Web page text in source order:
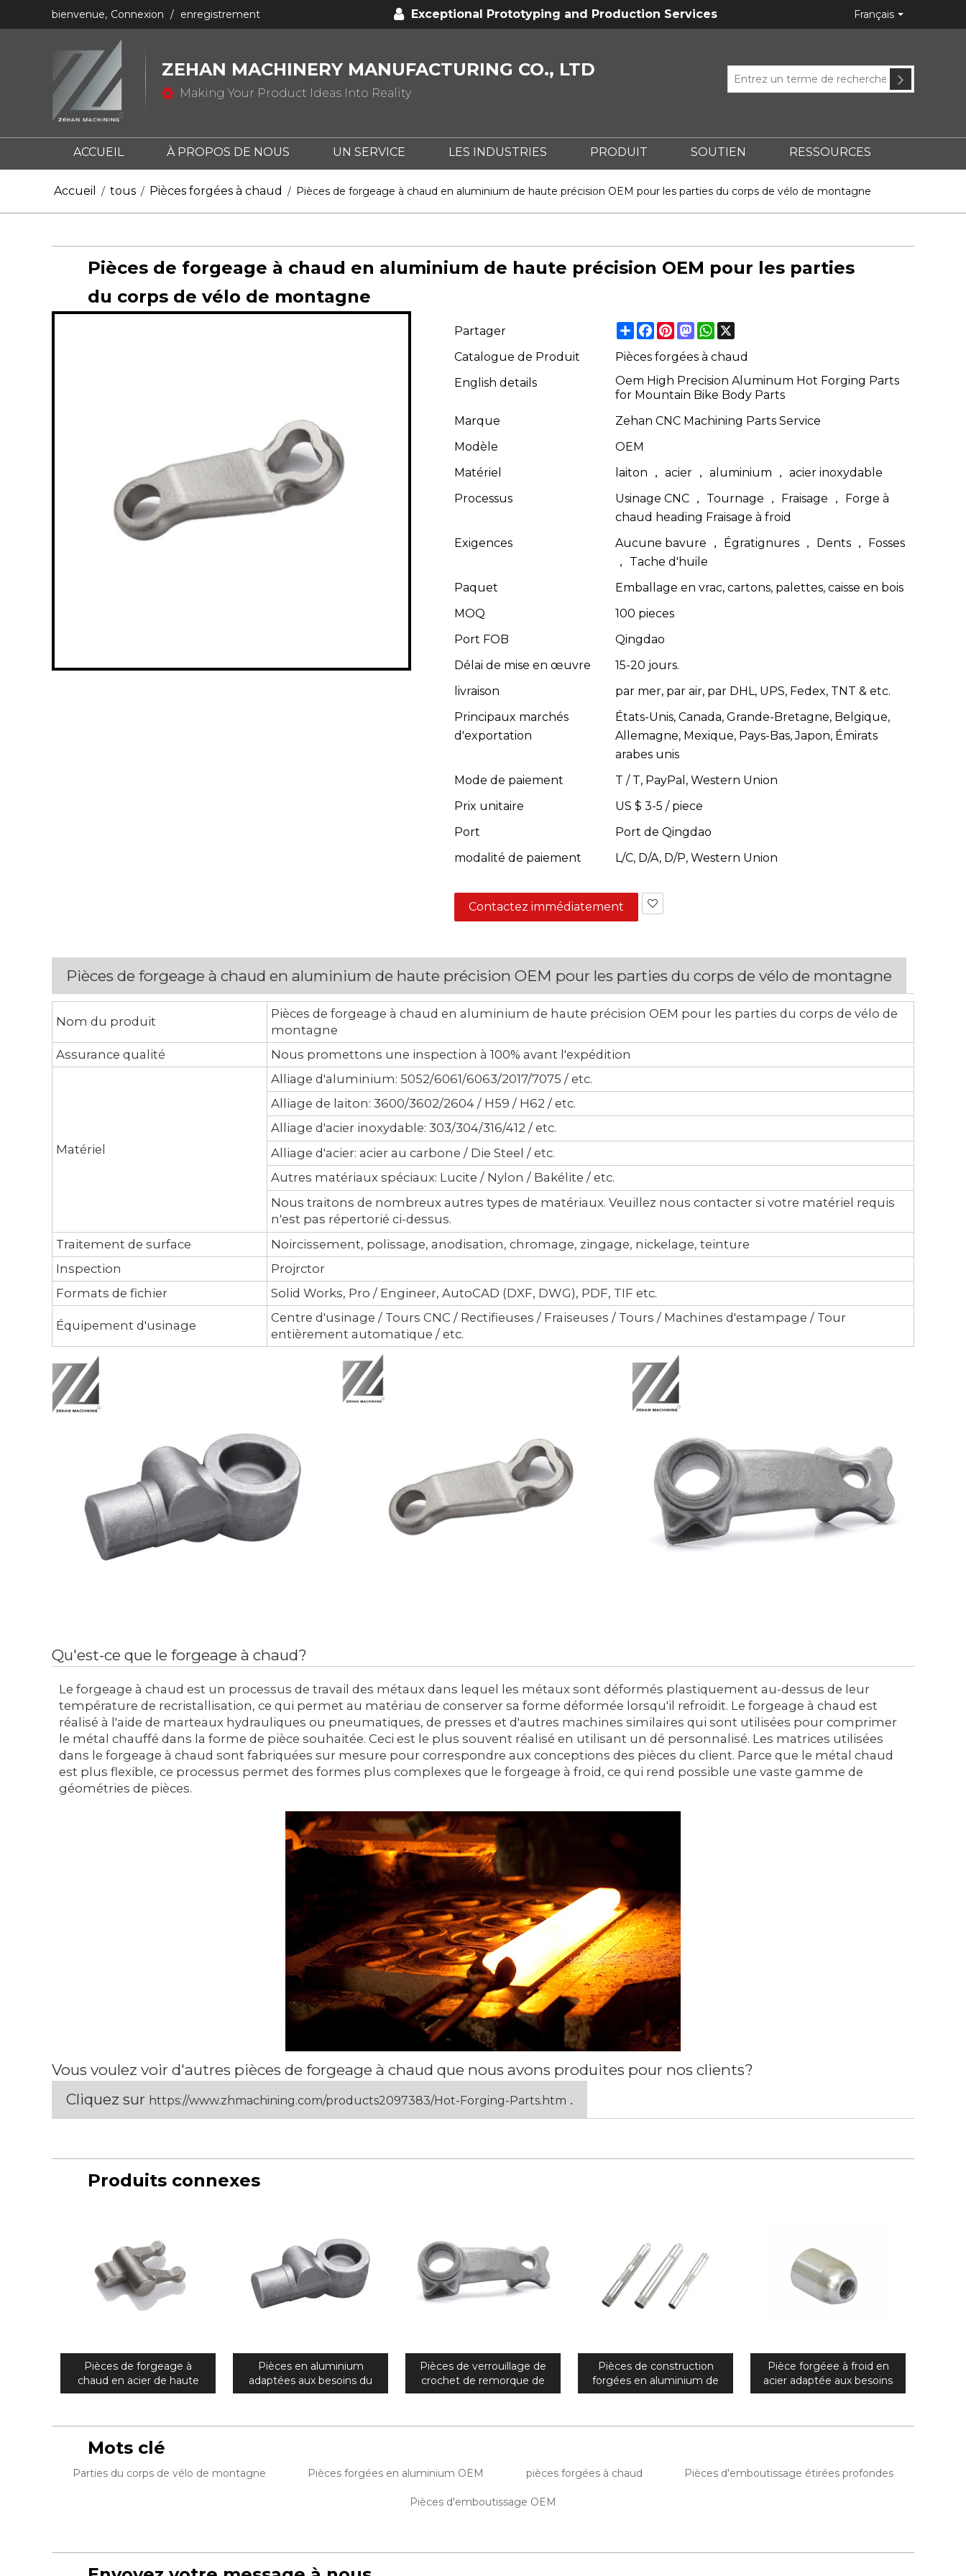
bienvenue, Connexion / enregistrement Exceptional Prototyping and Production Services Français
ZEHAN MACHINERY MANUFACTURING CO., LTD
Making Your Product Ideas Into Reality
ACCUEIL À PROPOS DE NOUS UN SERVICE LES INDUSTRIES PRODUIT SOUTIEN RESSOURCES
Accueil / tous / Pièces forgées à chaud / Pièces de forgeage à chaud en aluminium de haute précision OEM pour les parties du corps de vélo de montagne
Pièces de forgeage à chaud en aluminium de haute précision OEM pour les parties
du corps de vélo de montagne
Partager ShareFacebook
Pinterest
Mastodon
WhatsApp
Catalogue de Produit
Pièces forgées à chaud
English details
Oem High Precision Aluminum Hot Forging Parts
for Mountain Bike Body Parts
Marque
Zehan CNC Machining Parts Service
Modèle
OEM
Matériel
laiton ， acier ， aluminium ， acier inoxydable
Processus
Usinage CNC ， Tournage ， Fraisage ， Forge à
chaud heading Fraisage à froid
Exigences
Aucune bavure ， Égratignures ， Dents ， Fosses
， Tache d'huile
Paquet
Emballage en vrac, cartons, palettes, caisse en bois
MOQ
100 pieces
Port FOB
Qingdao
Délai de mise en œuvre
15-20 jours.
livraison
par mer, par air, par DHL, UPS, Fedex, TNT & etc.
Principaux marchés
d'exportation
États-Unis, Canada, Grande-Bretagne, Belgique,
Allemagne, Mexique, Pays-Bas, Japon, Émirats
arabes unis
Mode de paiement
T / T, PayPal, Western Union
Prix unitaire
US $ 3-5 / piece
Port
Port de Qingdao
modalité de paiement
L/C, D/A, D/P, Western Union
Contactez immédiatement
Pièces de forgeage à chaud en aluminium de haute précision OEM pour les parties du corps de vélo de montagne
Nom du produit
Pièces de forgeage à chaud en aluminium de haute précision OEM pour les parties du corps de vélo de
montagne
Assurance qualité
Nous promettons une inspection à 100% avant l'expédition
Matériel
Alliage d'aluminium: 5052/6061/6063/2017/7075 / etc.
Alliage de laiton: 3600/3602/2604 / H59 / H62 / etc.
Alliage d'acier inoxydable: 303/304/316/412 / etc.
Alliage d'acier: acier au carbone / Die Steel / etc.
Autres matériaux spéciaux: Lucite / Nylon / Bakélite / etc.
Nous traitons de nombreux autres types de matériaux. Veuillez nous contacter si votre matériel requis
n'est pas répertorié ci-dessus.
Traitement de surface
Noircissement, polissage, anodisation, chromage, zingage, nickelage, teinture
Inspection
Projrctor
Formats de fichier
Solid Works, Pro / Engineer, AutoCAD (DXF, DWG), PDF, TIF etc.
Équipement d'usinage
Centre d'usinage / Tours CNC / Rectifieuses / Fraiseuses / Tours / Machines d'estampage / Tour
entièrement automatique / etc.
Qu'est-ce que le forgeage à chaud?
Le forgeage à chaud est un processus de travail des métaux dans lequel les métaux sont déformés plastiquement au-dessus de leur
température de recristallisation, ce qui permet au matériau de conserver sa forme déformée lorsqu'il refroidit. Le forgeage à chaud est
réalisé à l'aide de marteaux hydrauliques ou pneumatiques, de presses et d'autres machines similaires qui sont utilisées pour comprimer
le métal chauffé dans la forme de pièce souhaitée. Ceci est le plus souvent réalisé en utilisant un dé personnalisé. Les matrices utilisées
dans le forgeage à chaud sont fabriquées sur mesure pour correspondre aux conceptions des pièces du client. Parce que le métal chaud
est plus flexible, ce processus permet des formes plus complexes que le forgeage à froid, ce qui rend possible une vaste gamme de
géométries de pièces.
Vous voulez voir d'autres pièces de forgeage à chaud que nous avons produites pour nos clients?
Cliquez sur https://www.zhmachining.com/products2097383/Hot-Forging-Parts.htm .
Produits connexes
Pièces de forgeage à
chaud en acier de haute
précision OEM pour arbre
Pièces en aluminium
adaptées aux besoins du
client de moto de
forgéee de haute précision
Pièces de verrouillage de
crochet de remorque de
pièce forgéee de
précision adaptées aux
Pièces de construction
forgées en aluminium de
haute précision sur mesure
gisement de pétrole
Pièce forgéee à froid en
acier adaptée aux besoins
du client de haute précision
à huile
Mots clé
Parties du corps de vélo de montagne Pièces forgées en aluminium OEM pièces forgées à chaud Pièces d'emboutissage étirées profondes
Pièces d'emboutissage OEM